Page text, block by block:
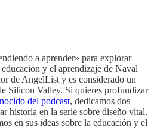
a aprender» para explorar
y el aprendizaje de Naval
de AngelList y es considerado un
Silicon Valley. Si quieres profundizar
del podcast, dedicamos dos
historia en la serie sobre diseño vital.
en sus ideas sobre la educación y el